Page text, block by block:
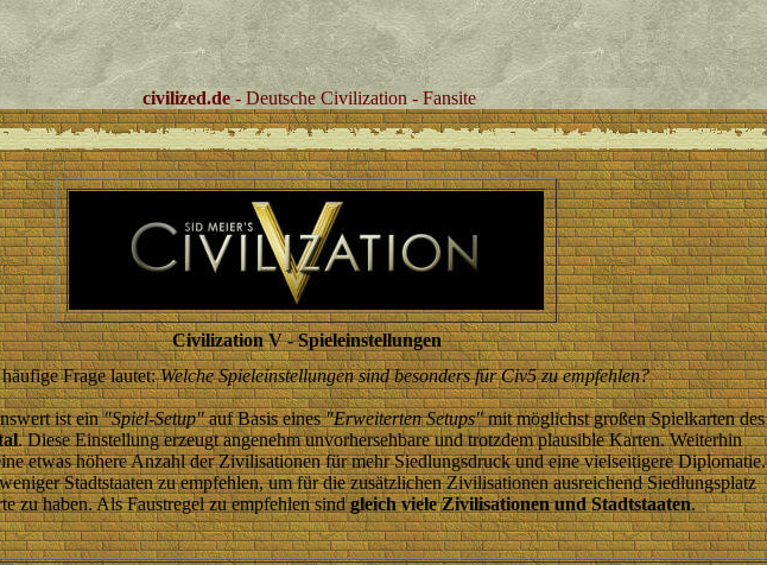
civilized.de- Deutsche Civilization - Fansite
Civilization V - Spieleinstellungen
Frage lautet:Welche Spieleinstellungen sind besonders für Civ5 zu empfehlen?
ist ein"Spiel-Setup"auf Basis eines"Erweiterten Setups"mit möglichst großen Spielkarten des
. Diese Einstellung erzeugt angenehm unvorhersehbare und trotzdem plausible Karten. Weiterhin
etwas höhere Anzahl der Zivilisationen für mehr Siedlungsdruck und eine vielseitigere Diplomatie.
Stadtstaaten zu empfehlen, um für die zusätzlichen Zivilisationen ausreichend Siedlungsplatz
zu haben. Als Faustregel zu empfehlen sindgleich viele Zivilisationen und Stadtstaaten.